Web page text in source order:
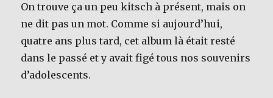
On trouve ça un peu kitsch à présent, mais on
ne dit pas un mot. Comme si aujourd’hui,
quatre ans plus tard, cet album là était resté
dans le passé et y avait figé tous nos souvenirs
d’adolescents.